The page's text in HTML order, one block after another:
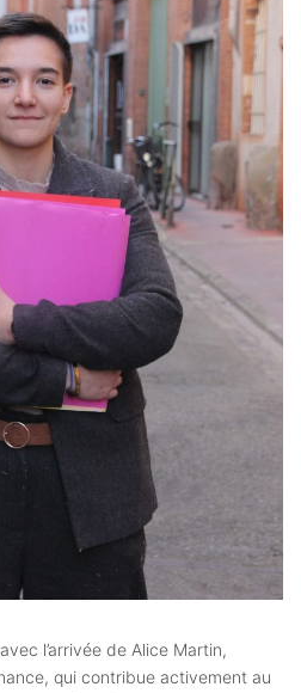
l’arrivée de Alice Martin,
qui contribue activement au